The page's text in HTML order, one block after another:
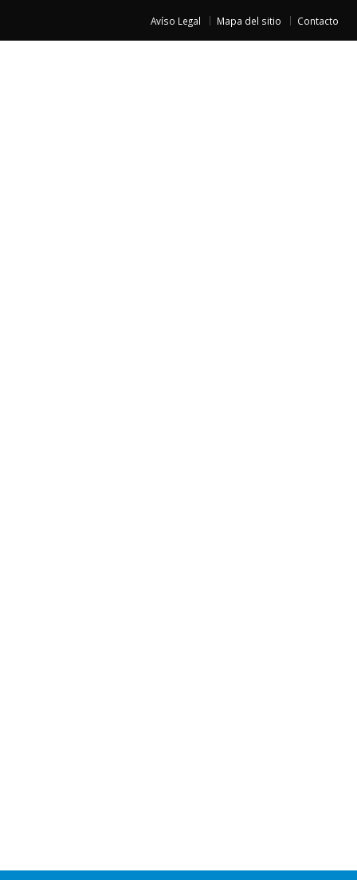
Avíso Legal Mapa del sitio Contacto